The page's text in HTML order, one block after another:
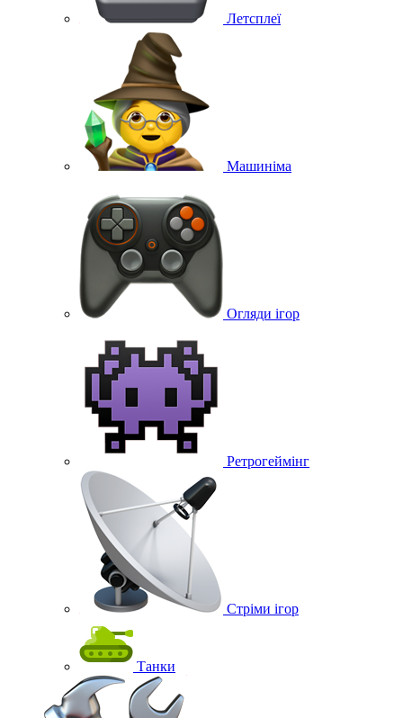
Летсплеї
Машиніма
Огляди ігор
Ретрогеймінг
Стріми ігор
Танки